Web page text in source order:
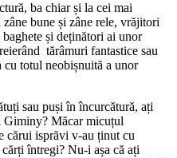
ba chiar și la cei mai
bune și zâne rele, vrăjitori
și deținători ai unor
tărâmuri fantastice sau
cu totul neobișnuită a unor
sau puși în încurcătură, ați
Giminy? Măcar micuțul
cărui isprăvi v-au ținut cu
întregi? Nu-i așa că ați